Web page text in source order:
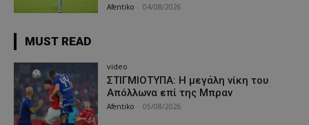
Afentiko 04/08/2026
MUST READ
video
ΣΤΙΓΜΙΟΤΥΠΑ: Η μεγάλη νίκη του
Απόλλωνα επί της Μπραν
Afentiko 05/08/2026